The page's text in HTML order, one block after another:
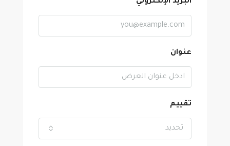
عنوان
تقييم
تحديد